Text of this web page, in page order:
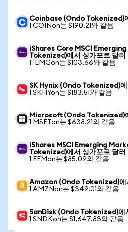
Coinbase (Ondo Tokenized)
1 COINon는 $190.21와 같음
iShares Core MSCI
Tokenized)에서 싱가포르 달러
1 IEMGon는 $103.66와 같음
SK Hynix (Ondo Tokenized)에
1 SKHYon는 $183.51와 같음
Microsoft (Ondo Tokenized)
1 MSFTon는 $638.21와 같음
iShares MSCI Emerging
Tokenized)에서 싱가포르 달러
1 EEMon는 $85.09와 같음
Amazon (Ondo Tokenized)에
1 AMZNon는 $349.01와 같음
SanDisk (Ondo Tokenized)에
1 SNDKon는 $1,647.83와 같음